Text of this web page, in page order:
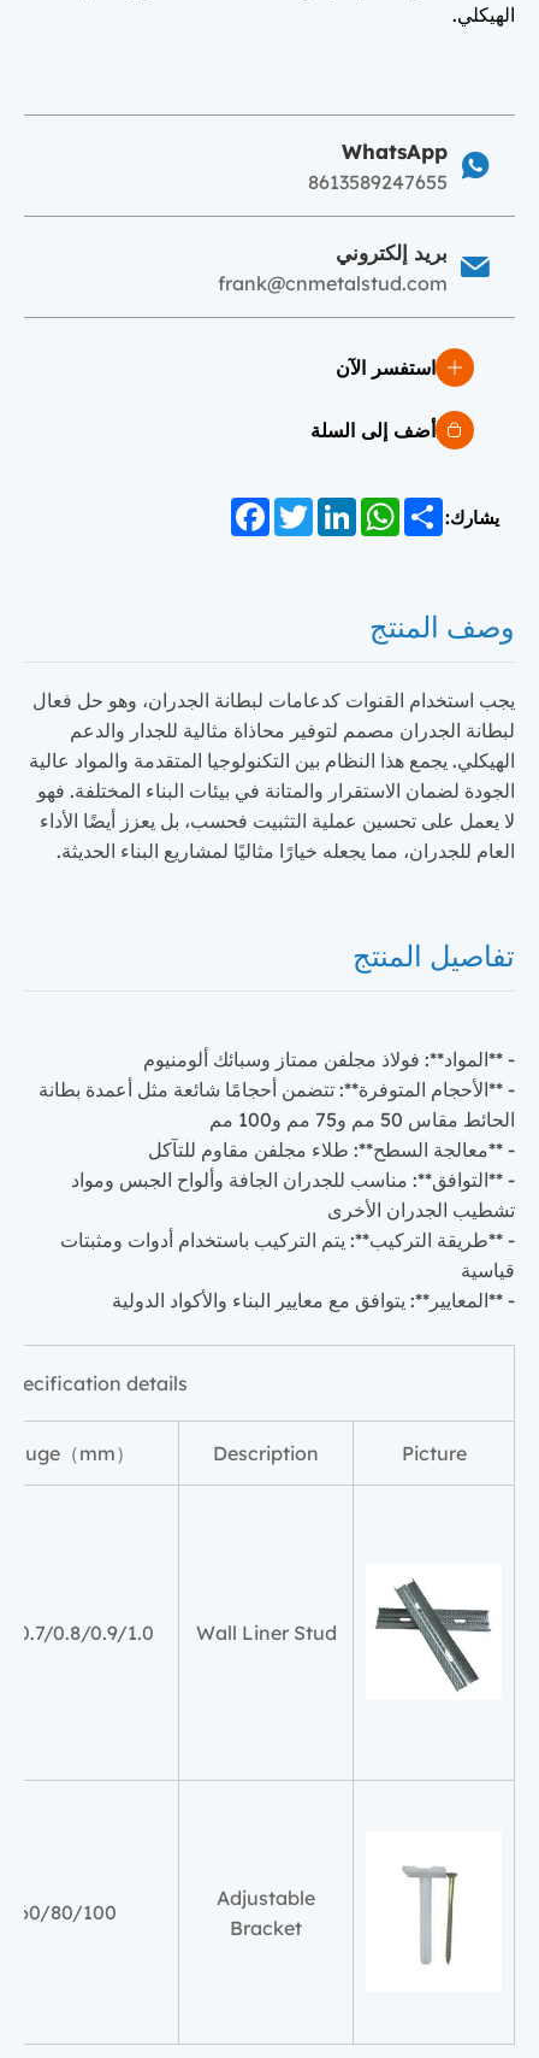
الهيكلي.
WhatsApp
8613589247655
بريد إلكتروني
frank@cnmetalstud.com
استفسر الآن
أضف إلى السلة
يشارك: FacebookTwitterLinkedInWhatsAppShare
وصف المنتج
يجب استخدام القنوات كدعامات لبطانة الجدران، وهو حل فعال
لبطانة الجدران مصمم لتوفير محاذاة مثالية للجدار والدعم
الهيكلي. يجمع هذا النظام بين التكنولوجيا المتقدمة والمواد عالية
الجودة لضمان الاستقرار والمتانة في بيئات البناء المختلفة. فهو
لا يعمل على تحسين عملية التثبيت فحسب، بل يعزز أيضًا الأداء
العام للجدران، مما يجعله خيارًا مثاليًا لمشاريع البناء الحديثة.
تفاصيل المنتج
- **المواد**: فولاذ مجلفن ممتاز وسبائك ألومنيوم
- **الأحجام المتوفرة**: تتضمن أحجامًا شائعة مثل أعمدة بطانة
الحائط مقاس 50 مم و75 مم و100 مم
- **معالجة السطح**: طلاء مجلفن مقاوم للتآكل
- **التوافق**: مناسب للجدران الجافة وألواح الجبس ومواد
تشطيب الجدران الأخرى
- **طريقة التركيب**: يتم التركيب باستخدام أدوات ومثبتات
قياسية
- **المعايير**: يتوافق مع معايير البناء والأكواد الدولية
details
Picture
Description
Gauge（mm）
Wall Liner Stud
0.7/0.8/0.9/1.0
Adjustable
Bracket
60/80/100